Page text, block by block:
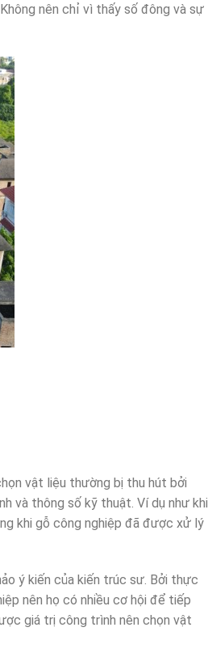
nên chỉ vì thấy số đông và sự
vật liệu thường bị thu hút bởi
và thông số kỹ thuật. Ví dụ như khi
khi gỗ công nghiệp đã được xử lý
ý kiến của kiến trúc sư. Bởi thực
nên họ có nhiều cơ hội để tiếp
giá trị công trình nên chọn vật